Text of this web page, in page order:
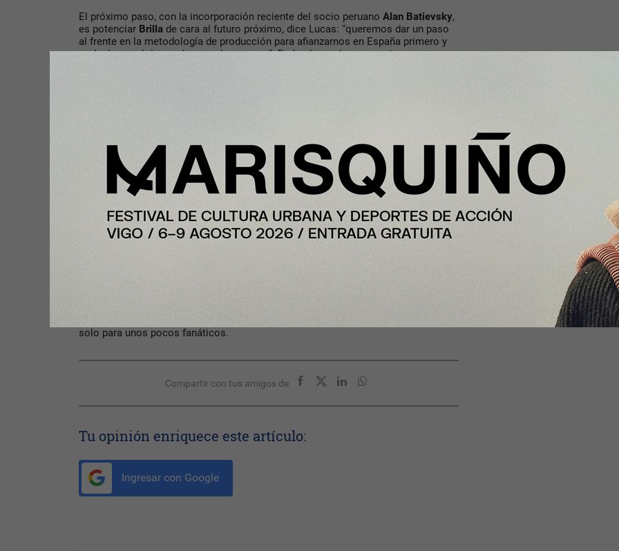
El próximo paso, con la incorporación reciente del socio peruano Alan Batievsky,
es potenciar Brilla de cara al futuro próximo, dice Lucas: “queremos dar un paso
al frente en la metodología de producción para afianzarnos en España primero y
poder luego abrirnos al mercado europeo”. De hecho, ya hay proyectos con
Respetando la impronta y los valores que este grupo de publicistas se planteó
Brilla Kombucha
se afianza como un refresco
mediterráneo que ha llegado para quedarse en el mundo de las bebidas
saludables, buscando que este tipo de productos pase a ser algo popular y no
solo para unos pocos fanáticos.
Compartir con tus amigos de
Tu opinión enriquece este artículo:
Ingresar con Google